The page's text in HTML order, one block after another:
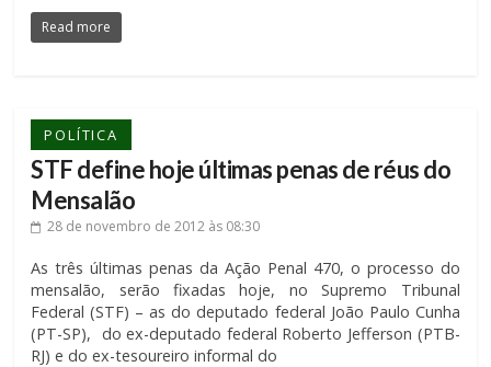
Read more
POLÍTICA
STF define hoje últimas penas de réus do
Mensalão
28 de novembro de 2012 às 08:30
As três últimas penas da Ação Penal 470, o processo do
mensalão, serão fixadas hoje, no Supremo Tribunal
Federal (STF) – as do deputado federal João Paulo Cunha
(PT-SP), do ex-deputado federal Roberto Jefferson (PTB-
RJ) e do ex-tesoureiro informal do